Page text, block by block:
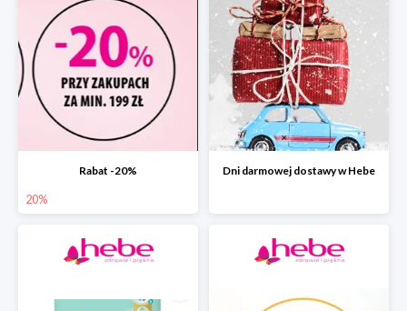
Rabat -20%
20%
Dni darmowej dostawy w Hebe